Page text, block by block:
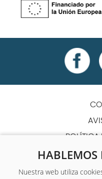
HABLEMOS
Nuestra web utiliza
POLÍTICA